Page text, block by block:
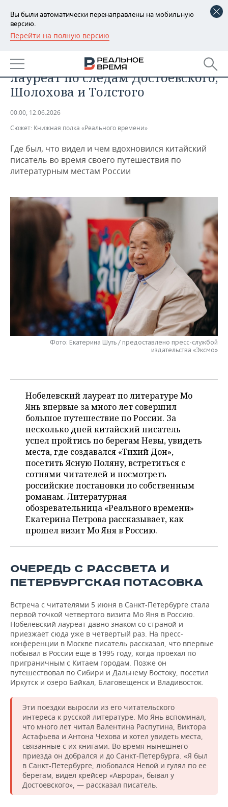
Вы были автоматически перенаправлены на мобильную
версию.
Перейти на полную версию
РЕГИОНЫ
БАШКОРТОСТАН
ТАТАРСТАН
НОВОСТИ
АНАЛИТИКА
ДЕКЛАРАЦИИ О ДОХОДАХ
КОРОЛИ ГОСЗАКАЗА ПФО
ВУЗЫ ТАТАРСТАНА
КОМУ ПРИНАДЛЕЖАТ
ТОРГОВЫЕ ЦЕНТРЫ
ТАТАРСТАНА
НОВОСТИ ЭКОНОМИКИ
ФИНАНСЫ
БАНКИ
БЮДЖЕТ
ИНВЕСТИЦИИ
ПРОМЫШЛЕННОСТЬ
НОВОСТИ
ПРОМЫШЛЕННОСТИ
МАШИНОСТРОЕНИЕ
НЕФТЕХИМИЯ
ЭНЕРГЕТИКА
НЕДВИЖИМОСТЬ
НОВОСТИ НЕДВИЖИМОСТИ
АВТО
НОВОСТИ АВТО
БИЗНЕС
НОВОСТИ БИЗНЕСА
РОЗНИЧНАЯ ТОРГОВЛЯ
ТРАНСПОРТ
ТЕХНОЛОГИИ
НОВОСТИ ТЕХНОЛОГИЙ
ТЕЛЕКОММУНИКАЦИИ
МЕРОПРИЯТИЯ
НОВОСТИ МЕРОПРИЯТИЙ
ВЫЕЗДНАЯ РЕДАКЦИЯ
БИЗНЕС-БРАНЧИ
ONLINE-КОНФЕРЕНЦИИ
НОВОСТИ СПОРТА
КИБЕРСПОРТ
ФИГУРНОЕ КАТАНИЕ
ВОДНЫЕ ВИДЫ СПОРТА
ХОККЕЙ С МЯЧОМ
ОБЩЕСТВО
НОВОСТИ ОБЩЕСТВА
КУЛЬТУРА
МЕДИЦИНА
ОБРАЗОВАНИЕ
ПРОИСШЕСТВИЯ
ФОТОГАЛЕРЕЯ
СПИСОК КОМПАНИЙ
Мо Янь в России: нобелевский
лауреат по следам Достоевского,
Шолохова и Толстого
00:00, 12.06.2026
Сюжет: Книжная полка «Реального времени»
Где был, что видел и чем вдохновился китайский
писатель во время своего путешествия по
литературным местам России
Фото: Екатерина Шуть / предоставлено пресс-службой
издательства «Эксмо»
Нобелевский лауреат по литературе Мо
Янь впервые за много лет совершил
большое путешествие по России. За
несколько дней китайский писатель
успел пройтись по берегам Невы, увидеть
места, где создавался «Тихий Дон»,
посетить Ясную Поляну, встретиться с
сотнями читателей и посмотреть
российские постановки по собственным
романам. Литературная
обозревательница «Реального времени»
Екатерина Петрова рассказывает, как
прошел визит Мо Яня в Россию.
ОЧЕРЕДЬ С РАССВЕТА И
ПЕТЕРБУРГСКАЯ ПОТАСОВКА
Встреча с читателями 5 июня в Санкт-Петербурге стала
первой точкой четвертого визита Мо Яня в Россию.
Нобелевский лауреат давно знаком со страной и
приезжает сюда уже в четвертый раз. На пресс-
конференции в Москве писатель рассказал, что впервые
побывал в России еще в 1995 году, когда проехал по
приграничным с Китаем городам. Позже он
путешествовал по Сибири и Дальнему Востоку, посетил
Иркутск и озеро Байкал, Благовещенск и Владивосток.
Эти поездки выросли из его читательского
интереса к русской литературе. Мо Янь вспоминал,
что много лет читал Валентина Распутина, Виктора
Астафьева и Антона Чехова и хотел увидеть места,
связанные с их книгами. Во время нынешнего
приезда он добрался и до Санкт-Петербурга. «Я был
в Санкт-Петербурге, любовался Невой и гулял по ее
берегам, видел крейсер «Аврора», бывал у
Достоевского», — рассказал писатель.